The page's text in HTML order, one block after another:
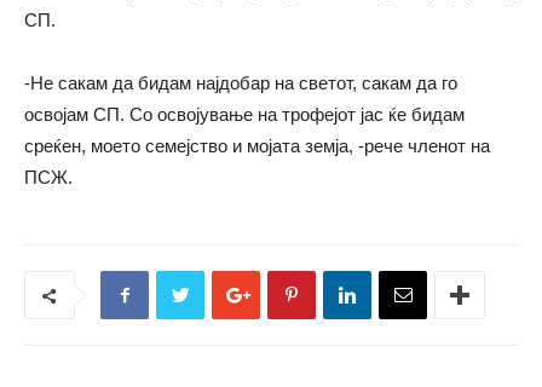
СП.
-Не сакам да бидам најдобар на светот, сакам да го
освојам СП. Со освојување на трофејот јас ќе бидам
среќен, моето семејство и мојата земја, -рече членот на
ПСЖ.